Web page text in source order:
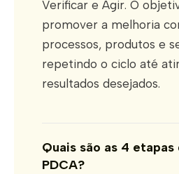
Verificar e Agir. O
promover a melhoria
processos, produtos e
repetindo o ciclo até
resultados desejados.
Quais são as 4
PDCA?